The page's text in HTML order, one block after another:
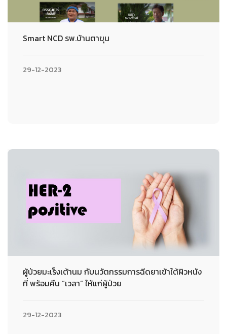
Smart NCD รพ.บ้านตาขุน
29-12-2023
ผู้ป่วยมะเร็งเต้านม กับนวัตกรรมการฉีดยาเข้าใต้ผิวหนัง
ที่ พร้อมคืน “เวลา” ให้แก่ผู้ป่วย
29-12-2023